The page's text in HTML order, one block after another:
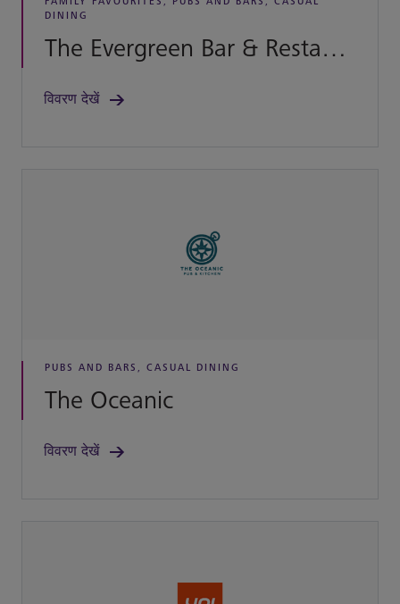
DINING
The Evergreen Bar & Restaurant
विवरण देखें
PUBS AND BARS, CASUAL DINING
The Oceanic
विवरण देखें